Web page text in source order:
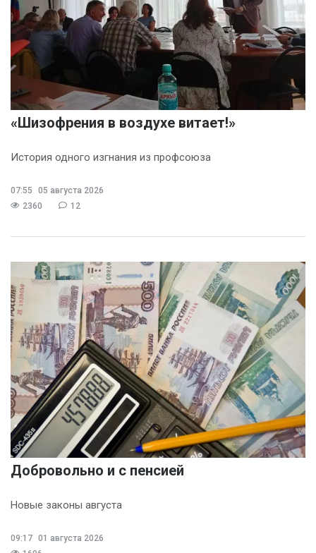
«Шизофрения в воздухе витает!»
История одного изгнания из профсоюза
07:55
05 августа 2026
2360
12
Добровольно и с пенсией
Новые законы августа
09:17 01 августа 2026